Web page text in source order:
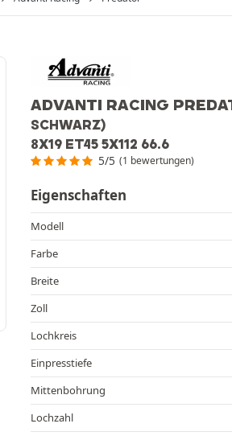
ADVANTI RACING
SCHWARZ)
8X19 ET45 5X112 66.6
5/5 (1 bewertungen)
Eigenschaften
Modell
Farbe
Breite
Zoll
Lochkreis
Einpresstiefe
Mittenbohrung
Lochzahl